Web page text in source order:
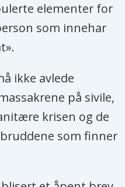
elementer for
som innehar
ikke avlede
på sivile,
krisen og de
som finner